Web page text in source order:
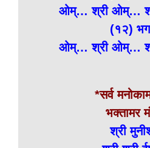
ओम्… श्री ओम्…
(१२)
ओम्… श्री ओम्…
*सर्व
भक्तामर
श्री